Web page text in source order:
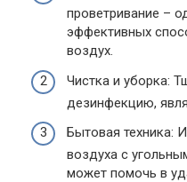
проветривание –
эффективных
воздух.
Чистка и уборка:
дезинфекцию,
Бытовая техника:
воздуха с
может помочь в